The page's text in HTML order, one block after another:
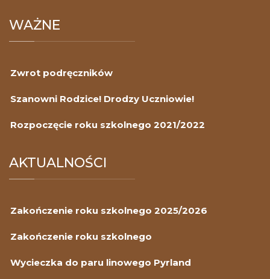
WAŻNE
Zwrot podręczników
Szanowni Rodzice! Drodzy Uczniowie!
Rozpoczęcie roku szkolnego 2021/2022
AKTUALNOŚCI
Zakończenie roku szkolnego 2025/2026
Zakończenie roku szkolnego
Wycieczka do paru linowego Pyrland